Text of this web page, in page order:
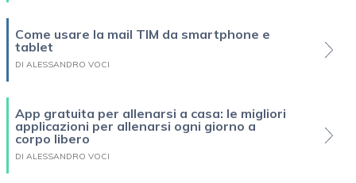
Come usare la mail TIM da smartphone e
tablet
DI ALESSANDRO VOCI
App gratuita per allenarsi a casa: le migliori
applicazioni per allenarsi ogni giorno a
corpo libero
DI ALESSANDRO VOCI